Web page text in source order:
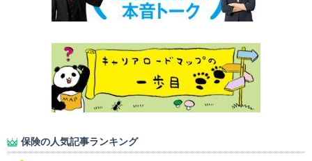
保険の人気記事ランキング